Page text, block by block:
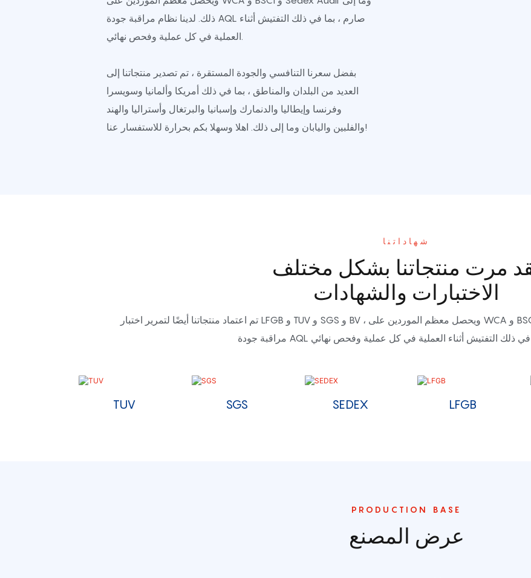
ذلك. لدينا نظام مراقبة جودة AQL صارم ، بما في ذلك التفتيش أثناء
العملية في كل عملية وفحص نهائي.
بفضل سعرنا التنافسي والجودة المستقرة ، تم تصدير منتجاتنا إلى
العديد من البلدان والمناطق ، بما في ذلك أمريكا وألمانيا وسويسرا
وفرنسا وإيطاليا والدنمارك وإسبانيا والبرتغال وأستراليا والهند
والفلبين واليابان وما إلى ذلك. اهلا وسهلا بكم بحرارة للاستفسار عنا!
شهاداتنا
مرت منتجاتنا بشكل مختلف
الاختبارات والشهادات
تم اعتماد منتجاتنا أيضًا لتمرير اختبار LFGB و TUV و SGS و BV ، ويحصل معظم الموردين على WCA و BSCI و Sedex Audit وما إلى ذلك. لدينا نظام
TUV SGS SEDEX LFGB
PRODUCTION BASE
عرض المصنع